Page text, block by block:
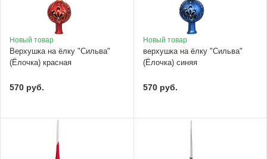
Новый товар
Верхушка на ёлку "Сильва"
(Ёлочка) красная
570 руб.
Новый товар
верхушка на ёлку "Сильва"
(Ёлочка) синяя
570 руб.